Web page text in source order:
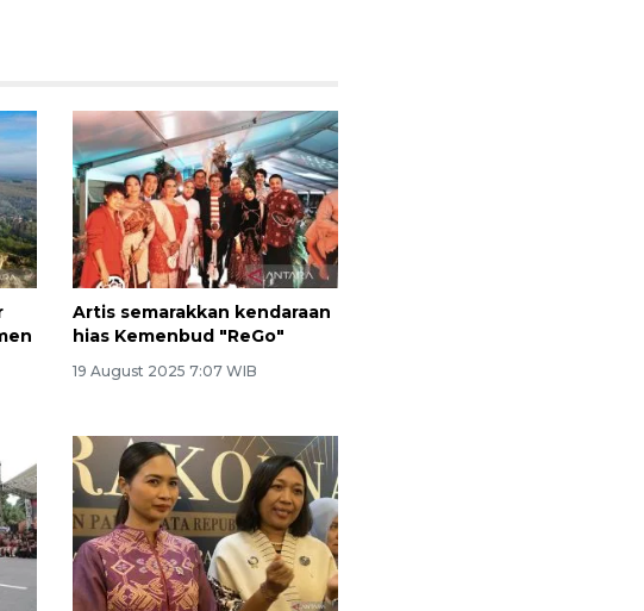
Artis semarakkan kendaraan
hias Kemenbud "ReGo"
19 August 2025 7:07 WIB
ribu sambungan baru
gas 2026